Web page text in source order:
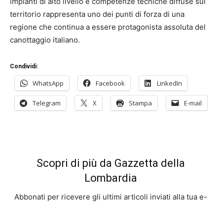
territorio rappresenta uno dei punti di forza di una
regione che continua a essere protagonista assoluta del
canottaggio italiano.
Condividi:
WhatsApp Facebook LinkedIn
Telegram X Stampa E-mail
Scopri di più da Gazzetta della
Lombardia
Abbonati per ricevere gli ultimi articoli inviati alla tua e-